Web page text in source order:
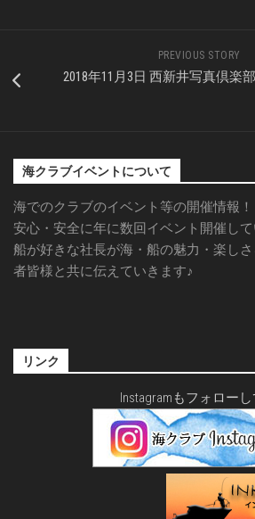
PREVIOUS STORY
2018年11月3日 西新井写真倶楽
海クラブイベントについて
海でのクラブのイベント等の開催情報！
安心・安全に年に数回イベント開催して
船が好きな社長が海・船の魅力・楽し
者皆様と共に伝えていきます♪
リンク
Instagramもフォロー